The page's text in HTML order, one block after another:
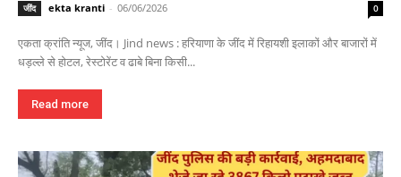
जींद ekta kranti - 06/06/2026 0
एकता क्रांति न्यूज, जींद। Jind news : हरियाणा के जींद में रिहायशी इलाकों और बाजारों में
धड़ल्ले से होटल, रेस्टोरेंट व ढाबे बिना किसी...
Read more